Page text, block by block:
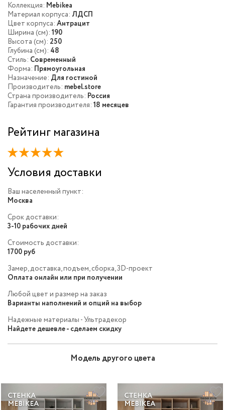
Коллекция: Mebikea
Материал корпуса: ЛДСП
Цвет корпуса: Антрацит
Ширина (см): 190
Высота (см): 250
Глубина (см): 48
Стиль: Современный
Форма: Прямоугольная
Назначение: Для гостиной
Производитель: mebel.store
Страна производитель: Россия
Гарантия производителя: 18 месяцев
Рейтинг магазина
Условия доставки
Ваш населенный пункт:
Москва
Срок доставки:
3-10 рабочих дней
Стоимость доставки:
1700 руб
Замер, доставка, подъем, сборка, 3D-проект
Оплата онлайн или при получении
Любой цвет и размер на заказ
Варианты наполнений и опций на выбор
Надежные материалы - Ультрадекор
Найдете дешевле - сделаем скидку
Модель другого цвета